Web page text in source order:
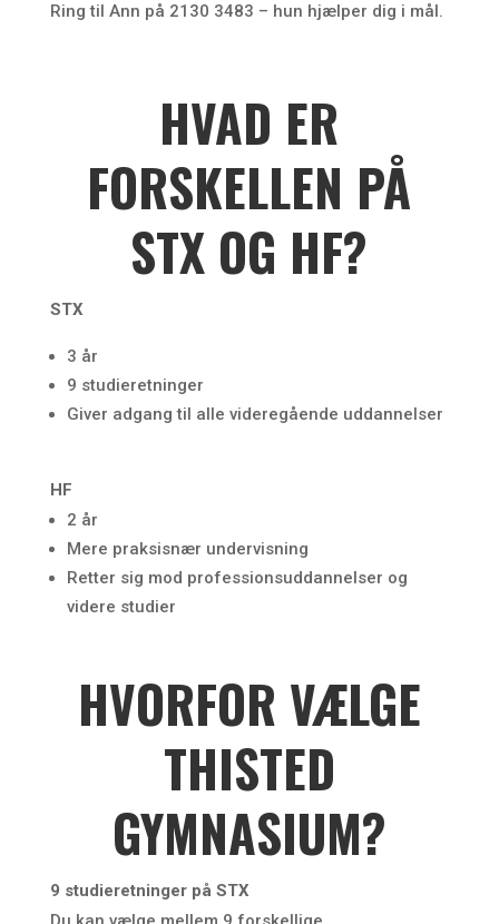
Ring til Ann på 2130 3483 – hun hjælper dig i mål.
HVAD ER
FORSKELLEN PÅ
STX OG HF?
STX
3 år
9 studieretninger
Giver adgang til alle videregående uddannelser
HF
2 år
Mere praksisnær undervisning
Retter sig mod professionsuddannelser og
videre studier
HVORFOR VÆLGE
THISTED
GYMNASIUM?
9 studieretninger på STX